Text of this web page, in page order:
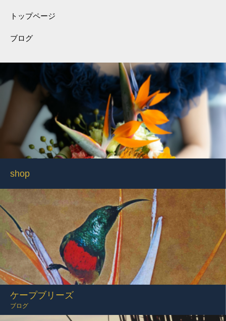
トップページ
ブログ
shop
ケープブリーズ
ブログ